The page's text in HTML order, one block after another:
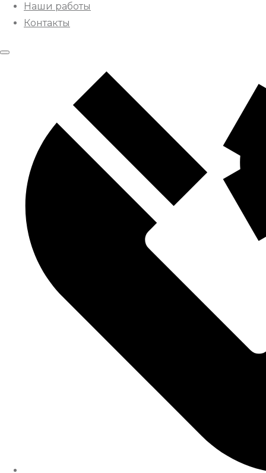
Наши работы
Контакты